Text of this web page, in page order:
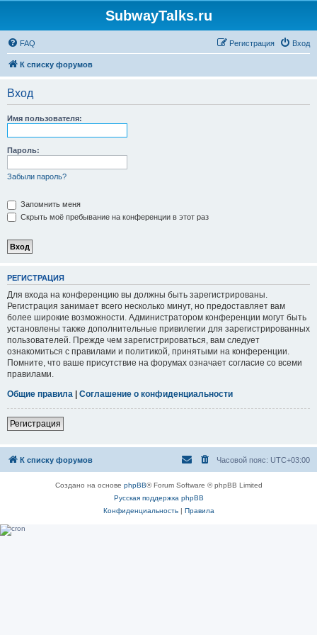
SubwayTalks.ru
FAQ Вход
Регистрация
К списку форумов
Вход
Имя пользователя:
Пароль:
Забыли пароль?
Запомнить меня
Скрыть моё пребывание на конференции в этот раз
РЕГИСТРАЦИЯ
Для входа на конференцию вы должны быть зарегистрированы.
Регистрация занимает всего несколько минут, но предоставляет вам
более широкие возможности. Администратором конференции могут быть
установлены также дополнительные привилегии для зарегистрированных
пользователей. Прежде чем зарегистрироваться, вам следует
ознакомиться с правилами и политикой, принятыми на конференции.
Помните, что ваше присутствие на форумах означает согласие со всеми
правилами.
Общие правила | Соглашение о конфиденциальности
Регистрация
К списку форумов Часовой пояс: UTC+03:00
Создано на основе phpBB® Forum Software © phpBB Limited
Русская поддержка phpBB
Конфиденциальность| Правила